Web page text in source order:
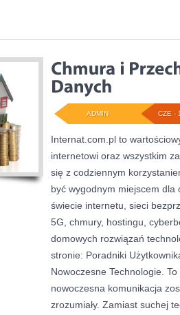
CZE -
ADMIN
Internat.com.pl to
internetowi oraz wszystkim
się z codziennym
być wygodnym miejscem
świecie internetu, sieci
5G, chmury, hostingu,
domowych rozwiązań
stronie: Poradniki
Nowoczesne Technologie.
nowoczesna komunikacja
zrozumiały. Zamiast suchej